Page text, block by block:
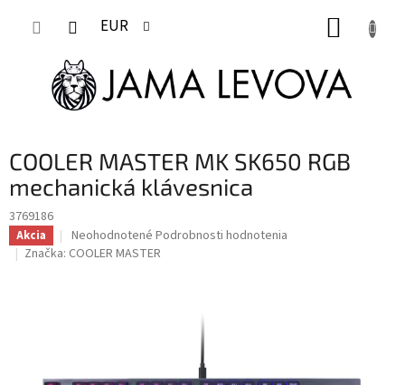
EUR
COOLER MASTER MK SK650 RGB
mechanická klávesnica
3769186
Akcia
Priemerné
hodnotenie
Neohodnotené Podrobnosti hodnotenia
Značka: COOLER MASTER